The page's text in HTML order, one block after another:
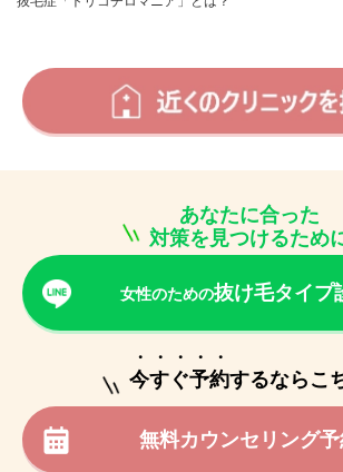
あなたに合った
対策を見つけるため
女性のための抜け毛タイプ
今すぐ予約するならこ
・・・・・
無料カウンセリング